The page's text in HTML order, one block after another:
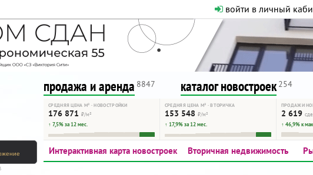
войти в личный
- только нормальная. Никакого
ресурсу, как он помогает
продажа и аренда 8847 каталог новостроек 254
СРЕДНЯЯ ЦЕНА М² · НОВОСТРОЙКИ
176 871 ₽/м²
↑ 7,5% за 12 мес.
СРЕДНЯЯ ЦЕНА М² · ВТОРИЧКА
153 548 ₽/м²
↑ 17,9% за 12 мес.
ПРОДАЖИ
2 619
↑ 46,9% к
Интерактивная карта новостроек Вторичная недвижимость